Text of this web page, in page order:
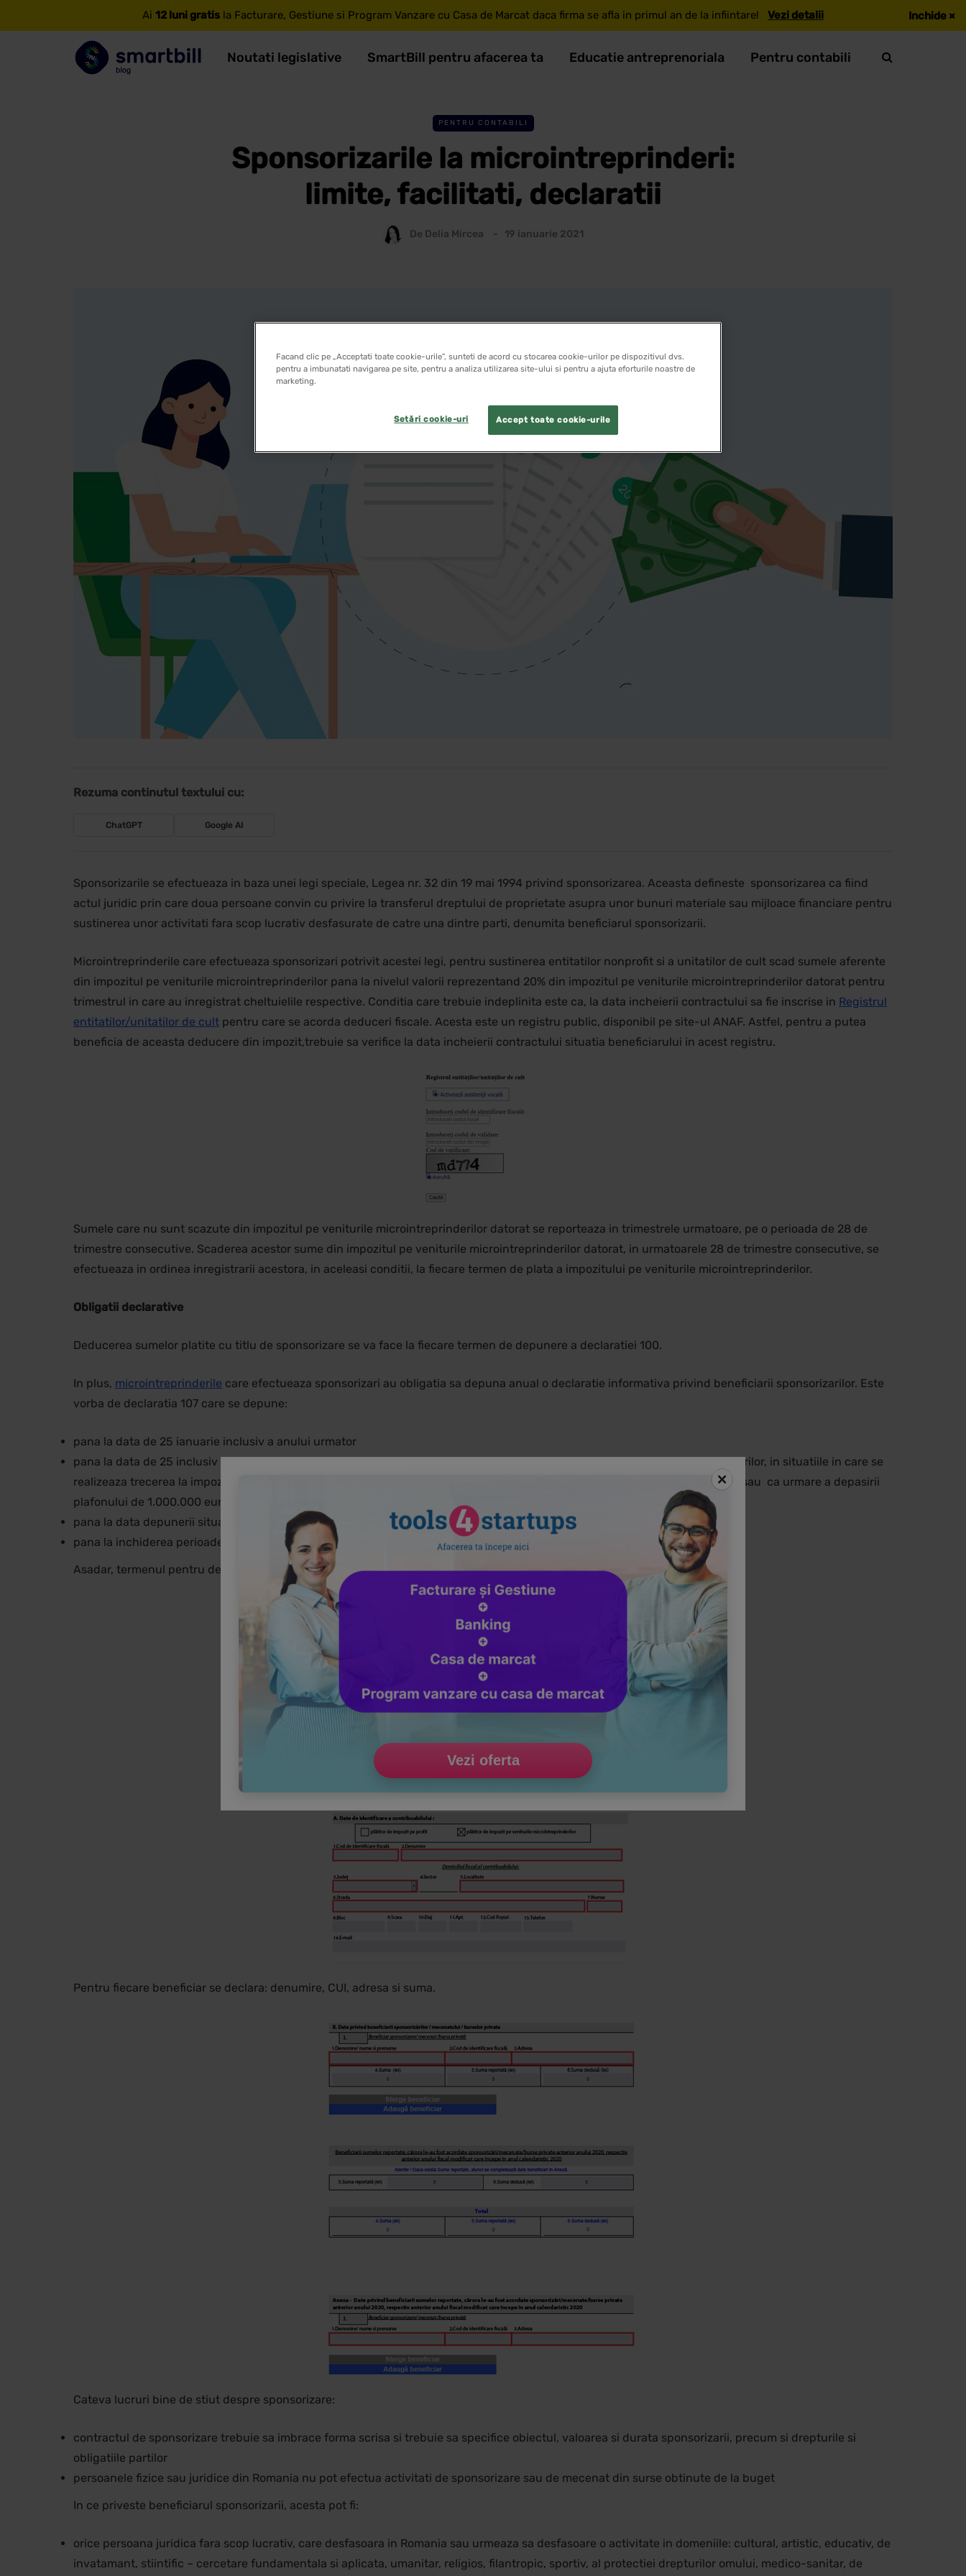
Ai 12 luni gratis la Facturare, Gestiune si Program Vanzare cu Casa de Marcat daca firma se afla in primul an de la infiintare! Vezi detalii Inchide ×
Noutati legislative SmartBill pentru afacerea ta Educatie antreprenoriala Pentru contabili
PENTRU CONTABILI
Sponsorizarile la microintreprinderi:
limite, facilitati, declaratii
De Delia Mircea 19 ianuarie 2021
Rezuma continutul textului cu:
ChatGPT Google AI
Sponsorizarile se efectueaza in baza unei legi speciale, Legea nr. 32 din 19 mai 1994 privind sponsorizarea. Aceasta defineste sponsorizarea ca fiind
actul juridic prin care doua persoane convin cu privire la transferul dreptului de proprietate asupra unor bunuri materiale sau mijloace financiare pentru
sustinerea unor activitati fara scop lucrativ desfasurate de catre una dintre parti, denumita beneficiarul sponsorizarii.
Microintreprinderile care efectueaza sponsorizari potrivit acestei legi, pentru sustinerea entitatilor nonprofit si a unitatilor de cult scad sumele aferente
din impozitul pe veniturile microintreprinderilor pana la nivelul valorii reprezentand 20% din impozitul pe veniturile microintreprinderilor datorat pentru
trimestrul in care au inregistrat cheltuielile respective. Conditia care trebuie indeplinita este ca, la data incheierii contractului sa fie inscrise in Registrul
entitatilor/unitatilor de cult pentru care se acorda deduceri fiscale. Acesta este un registru public, disponibil pe site-ul ANAF. Astfel, pentru a putea
beneficia de aceasta deducere din impozit,trebuie sa verifice la data incheierii contractului situatia beneficiarului in acest registru.
Sumele care nu sunt scazute din impozitul pe veniturile microintreprinderilor datorat se reporteaza in trimestrele urmatoare, pe o perioada de 28 de
trimestre consecutive. Scaderea acestor sume din impozitul pe veniturile microintreprinderilor datorat, in urmatoarele 28 de trimestre consecutive, se
efectueaza in ordinea inregistrarii acestora, in aceleasi conditii, la fiecare termen de plata a impozitului pe veniturile microintreprinderilor.
Obligatii declarative
Deducerea sumelor platite cu titlu de sponsorizare se va face la fiecare termen de depunere a declaratiei 100.
In plus, microintreprinderile care efectueaza sponsorizari au obligatia sa depuna anual o declaratie informativa privind beneficiarii sponsorizarilor. Este
vorba de declaratia 107 care se depune:
pana la data de 25 ianuarie inclusiv a anului urmator
pana la data de 25 inclusiv a lunii urmatoare ultimului trimestru pentru care datoreaza impozit pe veniturile microintreprinderilor, in situatiile in care se
realizeaza trecerea la impozit pe profit ca urmare a optiunii ca urmare a subscrierii unui capital social de cel putin 45.000 lei sau ca urmare a depasirii
plafonului de 1.000.000 euro
pana la data depunerii situatiilor financiare, in cazul persoanelor juridice care, in cursul anului fiscal, se dizolva cu lichidare
pana la inchiderea perioadei impozabile, in cazul persoanelor juridice care, in cursul anului fiscal, se dizolva fara lichidare
Asadar, termenul pentru depunerea declaratiilor aferente anului 2020 este 25 ianuarie 2021.
Pentru fiecare beneficiar se declara: denumire, CUI, adresa si suma.
Cateva lucruri bine de stiut despre sponsorizare:
contractul de sponsorizare trebuie sa imbrace forma scrisa si trebuie sa specifice obiectul, valoarea si durata sponsorizarii, precum si drepturile si
obligatiile partilor
persoanele fizice sau juridice din Romania nu pot efectua activitati de sponsorizare sau de mecenat din surse obtinute de la buget
In ce priveste beneficiarul sponsorizarii, acesta pot fi:
orice persoana juridica fara scop lucrativ, care desfasoara in Romania sau urmeaza sa desfasoare o activitate in domeniile: cultural, artistic, educativ, de
invatamant, stiintific – cercetare fundamentala si aplicata, umanitar, religios, filantropic, sportiv, al protectiei drepturilor omului, medico-sanitar, de
Facand clic pe „Acceptati toate cookie-urile”, sunteti de acord cu stocarea cookie-urilor pe dispozitivul dvs.
pentru a imbunatati navigarea pe site, pentru a analiza utilizarea site-ului si pentru a ajuta eforturile noastre de
marketing.
Accept toate cookie-urile
Setări cookie-uri